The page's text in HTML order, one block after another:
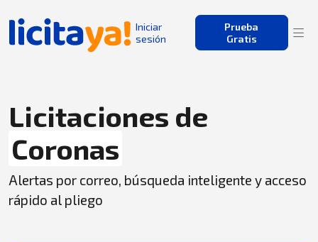
Iniciar
sesión
Prueba
Gratis
Licitaciones de
Coronas
Alertas por correo, búsqueda inteligente y acceso
rápido al pliego